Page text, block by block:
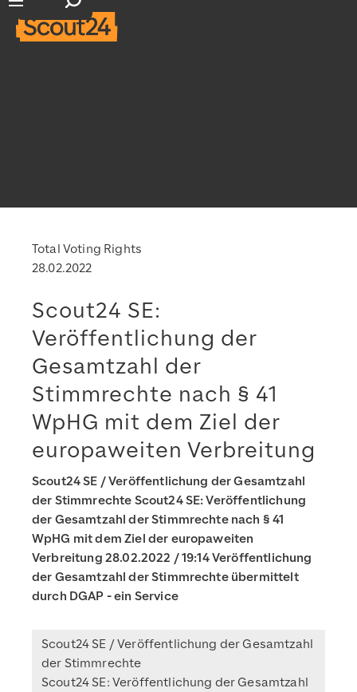
Hauptnavigation öffnen
Suchfeld öffnen
Total Voting Rights
28.02.2022
Scout24 SE:
Veröffentlichung der
Gesamtzahl der
Stimmrechte nach § 41
WpHG mit dem Ziel der
europaweiten Verbreitung
Scout24 SE / Veröffentlichung der Gesamtzahl
der Stimmrechte Scout24 SE: Veröffentlichung
der Gesamtzahl der Stimmrechte nach § 41
WpHG mit dem Ziel der europaweiten
Verbreitung 28.02.2022 / 19:14 Veröffentlichung
der Gesamtzahl der Stimmrechte übermittelt
durch DGAP - ein Service
Scout24 SE / Veröffentlichung der Gesamtzahl
der Stimmrechte
Scout24 SE: Veröffentlichung der Gesamtzahl